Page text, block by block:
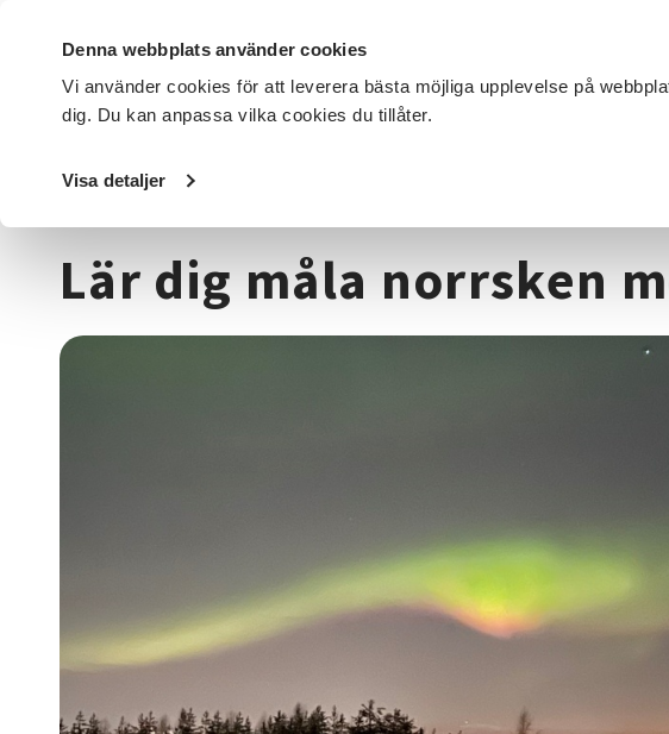
Denna webbplats använder cookies
Vi använder cookies för att leverera bästa möjliga upplevelse på
dig. Du kan anpassa vilka cookies du tillåter.
Visa detaljer
DET HÄR GÖR VI FÖR DIG SOM SÖK KURSER OCH EVENEMANG
Startsida / Kurser och evenemang
Lär dig måla norrsken